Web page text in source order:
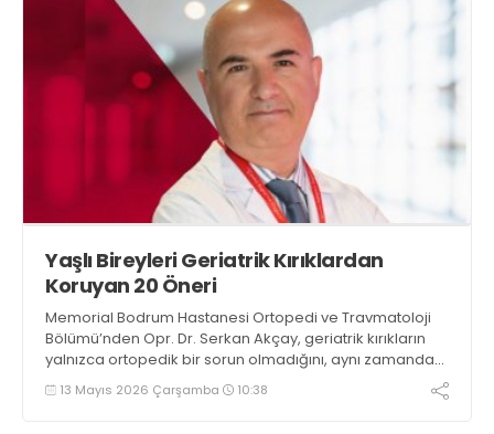
Yaşlı Bireyleri Geriatrik Kırıklardan
Koruyan 20 Öneri
Memorial Bodrum Hastanesi Ortopedi ve Travmatoloji
Bölümü’nden Opr. Dr. Serkan Akçay, geriatrik kırıkların
yalnızca ortopedik bir sorun olmadığını, aynı zamanda
yaşlı bireylerin yaşam kalitesini ve genel sağlığını
doğrudan etkileyen önemli bir halk sağlığı problemi
13 Mayıs 2026 Çarşamba 10:38